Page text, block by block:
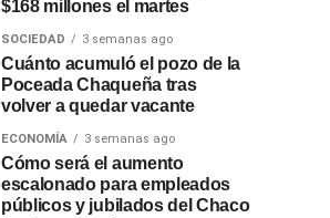
$168 millones el martes
SOCIEDAD 3 semanas ago
Cuánto acumuló el pozo de la
Poceada Chaqueña tras
volver a quedar vacante
ECONOMÍA 3 semanas ago
Cómo será el aumento
escalonado para empleados
públicos y jubilados del Chaco